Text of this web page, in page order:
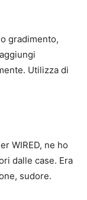
gradimento,
Utilizza di
WIRED, ne ho
dalle case. Era
sudore.